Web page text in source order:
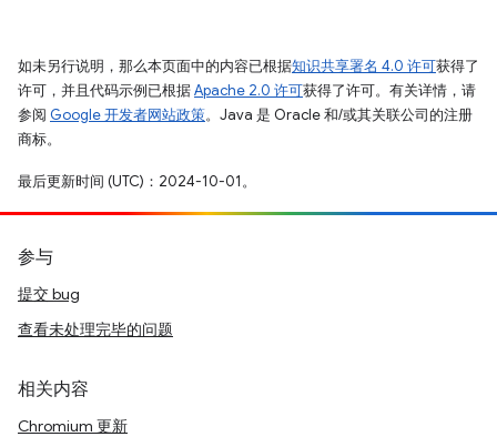
如未另行说明，那么本页面中的内容已根据知识共享署名 4.0 许可获得了
许可，并且代码示例已根据Apache 2.0 许可获得了许可。有关详情，请
参阅 Google 开发者网站政策。Java 是 Oracle 和/或其关联公司的注册
商标。
最后更新时间 (UTC)：2024-10-01。
参与
提交 bug
查看未处理完毕的问题
相关内容
Chromium 更新